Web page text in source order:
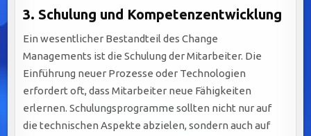
3. Schulung und Kompetenzentwicklung
Ein wesentlicher Bestandteil des Change
Managements ist die Schulung der Mitarbeiter. Die
Einführung neuer Prozesse oder Technologien
erfordert oft, dass Mitarbeiter neue Fähigkeiten
erlernen. Schulungsprogramme sollten nicht nur auf
die technischen Aspekte abzielen, sondern auch auf